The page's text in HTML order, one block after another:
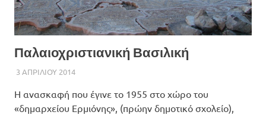
Παλαιοχριστιανική Βασιλική
3 ΑΠΡΙΛΙΟΥ 2014ADMIN
Η ανασκαφή που έγινε το 1955 στο χώρο του
«δημαρχείου Ερμιόνης», (πρώην δημοτικό σχολείο),